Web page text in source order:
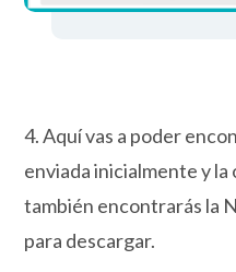
4. Aquí vas a poder
enviada inicialmente y
también encontrarás la
para descargar.